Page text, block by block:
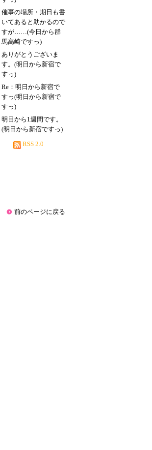
催事の場所・期日も書
いてあると助かるので
すが……(今日から群
馬高崎ですっ)
ありがとうございま
す。(明日から新宿で
すっ)
Re：明日から新宿で
すっ(明日から新宿で
すっ)
明日から1週間です。
(明日から新宿ですっ)
RSS 2.0
前のページに戻る